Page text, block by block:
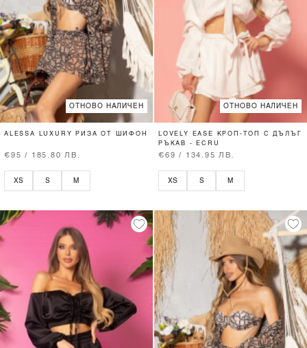
ОТНОВО НАЛИЧЕН
ALESSA LUXURY РИЗА ОТ ШИФОН
€95 / 185.80 ЛВ.
XS S M
ОТНОВО НАЛИЧЕН
LOVELY EASE КРОП-ТОП С ДЪЛЪГ
РЪКАВ - ECRU
€69 / 134.95 ЛВ.
XS S M